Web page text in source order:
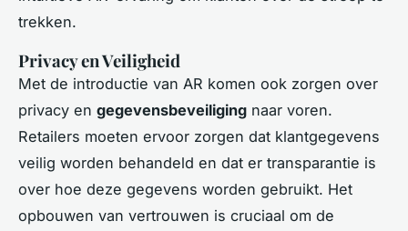
trekken.
Privacy en Veiligheid
Met de introductie van AR komen ook zorgen over
privacy en gegevensbeveiliging naar voren.
Retailers moeten ervoor zorgen dat klantgegevens
veilig worden behandeld en dat er transparantie is
over hoe deze gegevens worden gebruikt. Het
opbouwen van vertrouwen is cruciaal om de